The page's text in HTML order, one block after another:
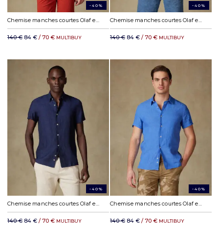
-40%
Chemise manches courtes Olaf en lin kaki
140 € 84 € / 70 € MULTIBUY
-40%
Chemise manches courtes Olaf en lin rose
140 € 84 € / 70 € MULTIBUY
-40%
140 € 84 € / 70 € MULTIBUY
-40%
140 € 84 € / 70 € MULTIBUY